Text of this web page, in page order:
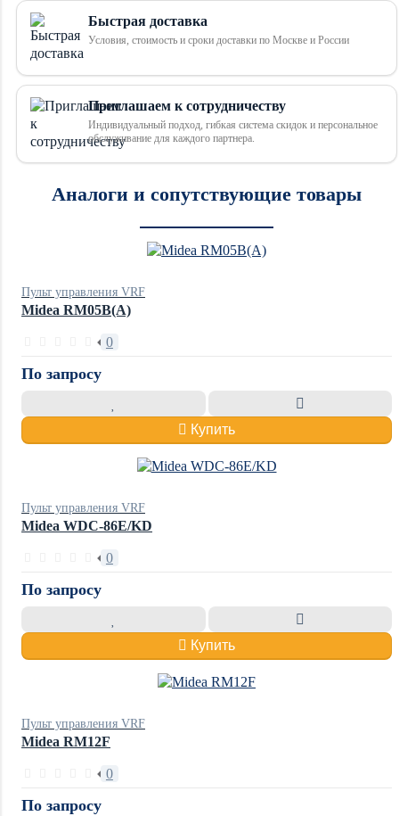
Быстрая доставка
Условия, стоимость и сроки доставки по Москве и России
Приглашаем к сотрудничеству
Индивидуальный подход, гибкая система скидок и персональное
обслуживание для каждого партнера.
Аналоги и сопутствующие товары
Пульт управления VRF
Midea RM05B(A)
0
По запросу
Купить
Пульт управления VRF
Midea WDC-86E/KD
0
По запросу
Купить
Пульт управления VRF
Midea RM12F
0
По запросу